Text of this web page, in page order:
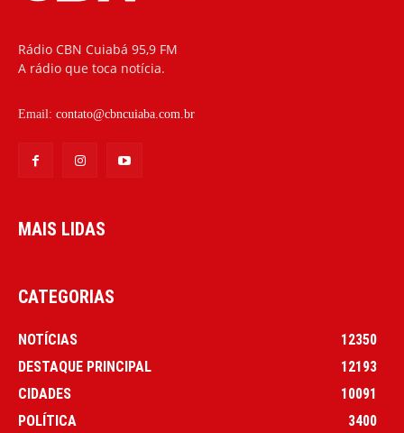
Rádio CBN Cuiabá 95,9 FM
A rádio que toca notícia.
Email: contato@cbncuiaba.com.br
MAIS LIDAS
CATEGORIAS
NOTÍCIAS
12350
DESTAQUE PRINCIPAL
12193
CIDADES
10091
POLÍTICA
3400